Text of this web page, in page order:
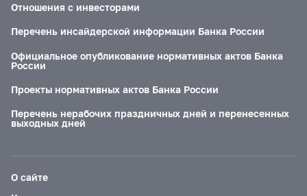
Отношения с инвесторами
Перечень инсайдерской информации Банка России
Официальное опубликование нормативных актов Банка
России
Проекты нормативных актов Банка России
Перечень нерабочих праздничных дней и перенесенных
выходных дней
О сайте